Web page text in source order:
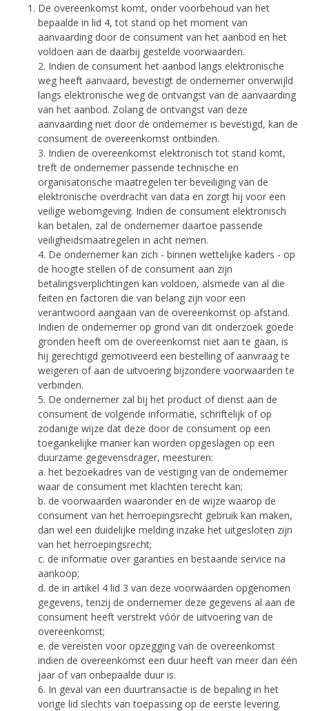
De overeenkomst komt, onder voorbehoud van het
bepaalde in lid 4, tot stand op het moment van
aanvaarding door de consument van het aanbod en het
voldoen aan de daarbij gestelde voorwaarden.
2. Indien de consument het aanbod langs elektronische
weg heeft aanvaard, bevestigt de ondernemer onverwijld
langs elektronische weg de ontvangst van de aanvaarding
van het aanbod. Zolang de ontvangst van deze
aanvaarding niet door de ondernemer is bevestigd, kan de
consument de overeenkomst ontbinden.
3. Indien de overeenkomst elektronisch tot stand komt,
treft de ondernemer passende technische en
organisatorische maatregelen ter beveiliging van de
elektronische overdracht van data en zorgt hij voor een
veilige webomgeving. Indien de consument elektronisch
kan betalen, zal de ondernemer daartoe passende
veiligheidsmaatregelen in acht nemen.
4. De ondernemer kan zich - binnen wettelijke kaders - op
de hoogte stellen of de consument aan zijn
betalingsverplichtingen kan voldoen, alsmede van al die
feiten en factoren die van belang zijn voor een
verantwoord aangaan van de overeenkomst op afstand.
Indien de ondernemer op grond van dit onderzoek goede
gronden heeft om de overeenkomst niet aan te gaan, is
hij gerechtigd gemotiveerd een bestelling of aanvraag te
weigeren of aan de uitvoering bijzondere voorwaarden te
verbinden.
5. De ondernemer zal bij het product of dienst aan de
consument de volgende informatie, schriftelijk of op
zodanige wijze dat deze door de consument op een
toegankelijke manier kan worden opgeslagen op een
duurzame gegevensdrager, meesturen:
a. het bezoekadres van de vestiging van de ondernemer
waar de consument met klachten terecht kan;
b. de voorwaarden waaronder en de wijze waarop de
consument van het herroepingsrecht gebruik kan maken,
dan wel een duidelijke melding inzake het uitgesloten zijn
van het herroepingsrecht;
c. de informatie over garanties en bestaande service na
aankoop;
d. de in artikel 4 lid 3 van deze voorwaarden opgenomen
gegevens, tenzij de ondernemer deze gegevens al aan de
consument heeft verstrekt vóór de uitvoering van de
overeenkomst;
e. de vereisten voor opzegging van de overeenkomst
indien de overeenkomst een duur heeft van meer dan één
jaar of van onbepaalde duur is.
6. In geval van een duurtransactie is de bepaling in het
vorige lid slechts van toepassing op de eerste levering.